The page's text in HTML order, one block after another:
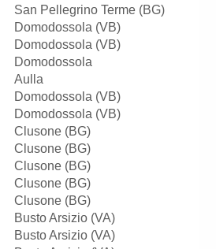
San Pellegrino Terme (BG)
Domodossola (VB)
Domodossola (VB)
Domodossola
Aulla
Domodossola (VB)
Domodossola (VB)
Clusone (BG)
Clusone (BG)
Clusone (BG)
Clusone (BG)
Clusone (BG)
Busto Arsizio (VA)
Busto Arsizio (VA)